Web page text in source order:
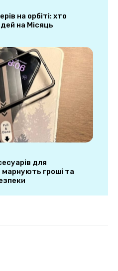
на орбіті: хто
на Місяць
для
гроші та